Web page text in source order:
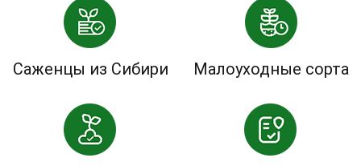
Саженцы из Сибири Малоуходные сорта